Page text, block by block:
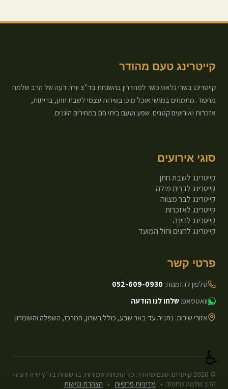
קייטרינג טעם מהודר
קייטרינג בשרי גלאט כשר למהדרין בהשגחת בד"צ יורה דעה של הרב שלמה
מחפוד. מתמחים במגשי אוכל מוכן בשירות עצמי לשבת חתן, בריתות,
אזכרות ואירועים קטנים. שפע וטעם ביתי חם במחירים הוגנים.
סוגי אירועים
קייטרינג לשבת חתן
קייטרינג לברית מילה
קייטרינג לבר מצווה
קייטרינג לאזכרות
קייטרינג לחינה
קייטרינג לחגים וחול המועד
פרטי קשר
טלפון להזמנות: 052-609-0930
וואטסאפ: שלחו לנו הודעה
אזורי שירות: נתניה עד באר שבע, כולל השרון, המרכז, השפלה והשומרון.
©
2026קייטרינג טעם מהודר. כל הזכויות שמורות. בהשגחת בד"ץ יורה דעה -
הרב שלמה מחפוד. • מדיניות פרטיות • הצהרת נגישות
♿